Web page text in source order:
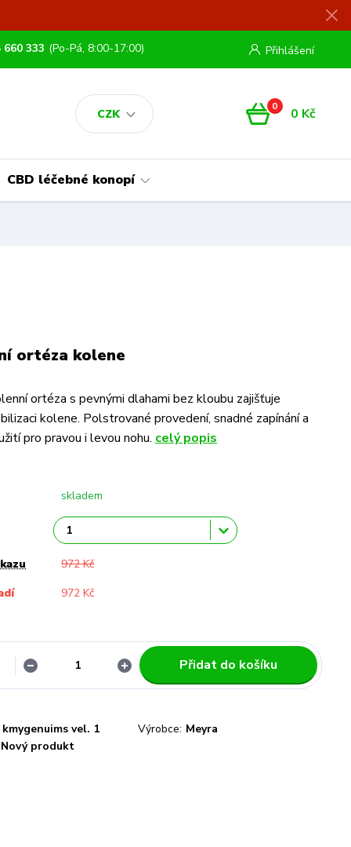
CZK
Přihlášení
660 333 (Po-Pá, 8:00-17:00)
0 0 Kč
CBD léčebné konopí
ortéza kolene
ortéza s pevnými dlahami bez kloubu zajišťuje
kolene. Polstrované provedení, snadné zapínání a
pro pravou i levou nohu. celý popis
skladem
972 Kč
972 Kč
Přidat do košíku
kmygenuims vel. 1 Výrobce: Meyra
Nový produkt